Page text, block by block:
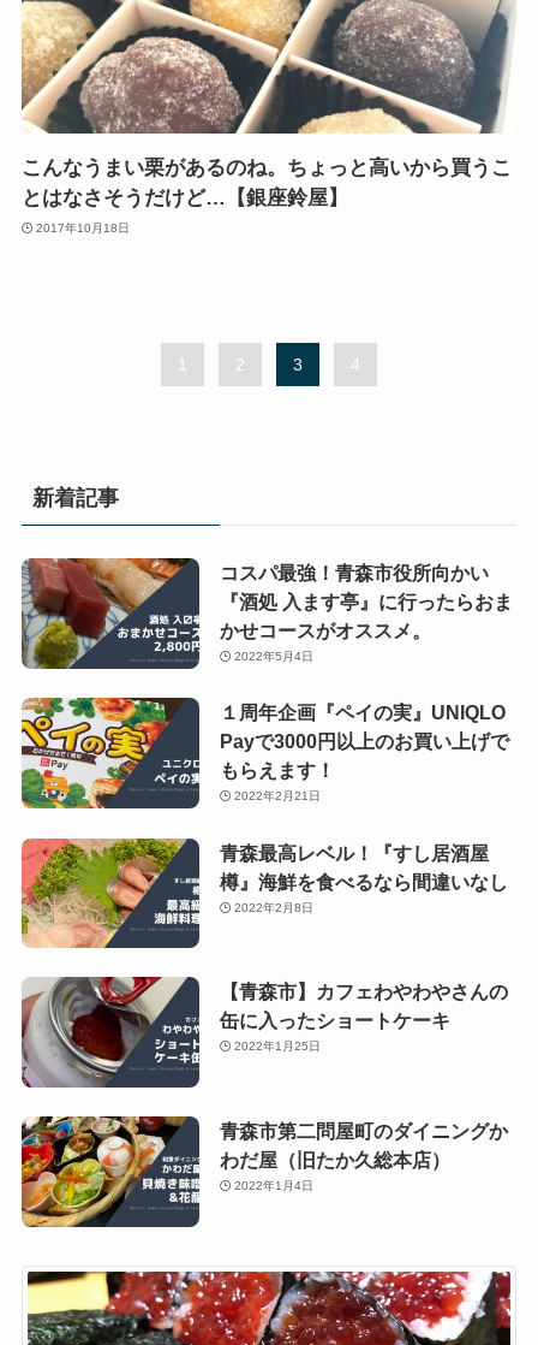
こんなうまい栗があるのね。ちょっと高いから買うこ
とはなさそうだけど…【銀座鈴屋】
2017年10月18日
1 2 3 4
新着記事
コスパ最強！青森市役所向かい
『酒処 入ます亭』に行ったらおま
かせコースがオススメ。
2022年5月4日
１周年企画『ペイの実』UNIQLO
Payで3000円以上のお買い上げで
もらえます！
2022年2月21日
青森最高レベル！『すし居酒屋
樽』海鮮を食べるなら間違いなし
2022年2月8日
【青森市】カフェわやわやさんの
缶に入ったショートケーキ
2022年1月25日
青森市第二問屋町のダイニングか
わだ屋（旧たか久総本店）
2022年1月4日